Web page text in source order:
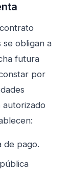
obligan a
futura
por
autorizado
de pago.